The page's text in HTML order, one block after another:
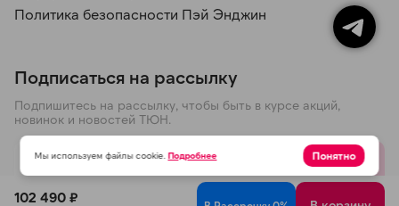
102 490 ₽
Политика безопасности Пэй Энджин
Подписаться на рассылку
Подпишитесь на рассылку, чтобы быть в курсе акций,
новинок и новостей ТЮН.
Отправить
Мы используем файлы cookie.Подробнее Понятно